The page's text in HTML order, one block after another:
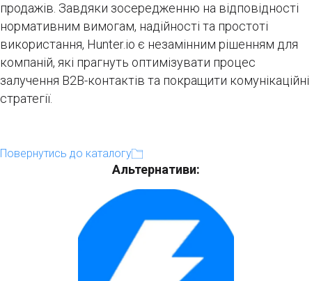
продажів. Завдяки зосередженню на відповідності
нормативним вимогам, надійності та простоті
використання, Hunter.io є незамінним рішенням для
компаній, які прагнуть оптимізувати процес
залучення B2B-контактів та покращити комунікаційні
стратегії.
Повернутись до каталогу
Альтернативи: